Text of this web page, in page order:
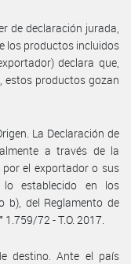
de declaración jurada,
los productos incluidos
declara que,
estos productos gozan
La Declaración de
a través de la
por el exportador o sus
lo establecido en los
b), del Reglamento de
72 - T.O. 2017.
destino. Ante el país